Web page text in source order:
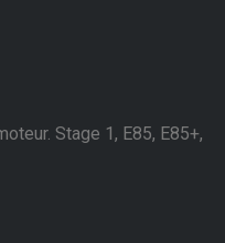
Stage 1, E85, E85+,